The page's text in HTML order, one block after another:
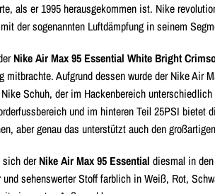
als er 1995 herausgekommen ist. Nike
der sogenannten Luftdämpfung in seinem
Nike Air Max 95 Essential White Bright
Aufgrund dessen wurde der Nike Air
Schuh, der im Hackenbereich
und im hinteren Teil 25PSI
aber genau das unterstützt auch den
sich derNike Air Max 95 Essential diesmal in
sehenswerter Stoff farblich in Weiß, Rot,